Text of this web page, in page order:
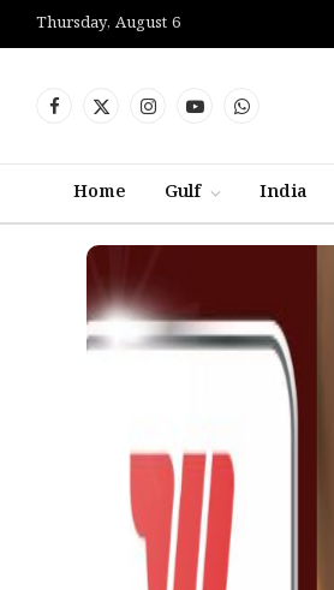
Thursday, August 6
Facebook
X
InstagramYouTubeWhatsApp
Home Gulf India